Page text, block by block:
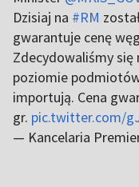
Dzisiaj na #RM
gwarantuje cenę
Zdecydowaliśmy się
poziomie
importują. Cena
gr. pic.twitter.com/
— Kancelaria